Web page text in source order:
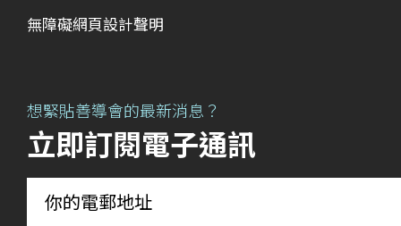
無障礙網頁設計聲明
想緊貼善導會的最新消息？
立即訂閱電子通訊